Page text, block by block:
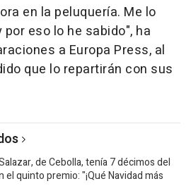
en la peluquería. Me lo
eso lo he sabido", ha
a Europa Press, al
que lo repartirán con sus
de Cebolla, tenía 7 décimos del
el quinto premio: "¡Qué Navidad más